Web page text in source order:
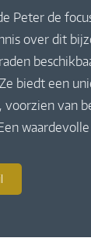
Peter de
over dit
biedt een
voorzien van